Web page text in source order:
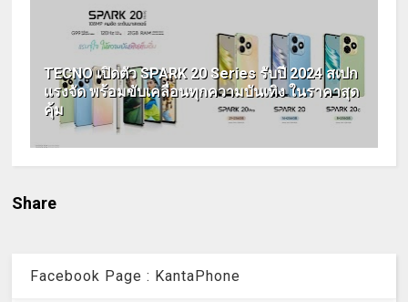
TECNO เปิดตัว SPARK 20 Series รับปี 2024 สเปก
แรงจัด พร้อมขับเคลื่อนทุกความบันเทิง ในราคาสุด
คุ้ม
Share
Facebook Page : KantaPhone